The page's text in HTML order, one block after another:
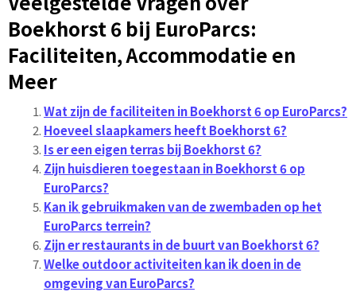
Boekhorst 6 bij EuroParcs:
Faciliteiten, Accommodatie en
Meer
Wat zijn de faciliteiten in Boekhorst 6 op EuroParcs?
Hoeveel slaapkamers heeft Boekhorst 6?
Is er een eigen terras bij Boekhorst 6?
Zijn huisdieren toegestaan in Boekhorst 6 op
EuroParcs?
Kan ik gebruikmaken van de zwembaden op het
EuroParcs terrein?
Zijn er restaurants in de buurt van Boekhorst 6?
Welke outdoor activiteiten kan ik doen in de
omgeving van EuroParcs?